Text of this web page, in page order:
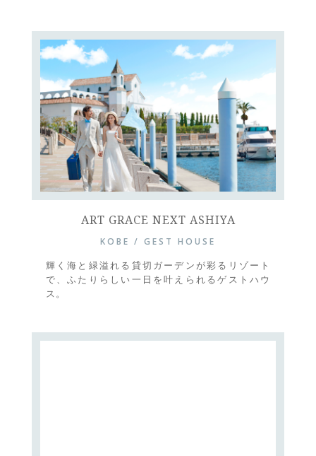
ART GRACE NEXT ASHIYA
KOBE / GEST HOUSE
輝く海と緑溢れる貸切ガーデンが彩るリゾート
で、ふたりらしい一日を叶えられるゲストハウ
ス。